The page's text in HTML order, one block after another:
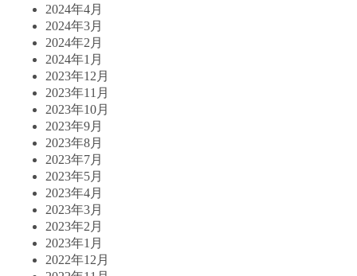
2024年4月
2024年3月
2024年2月
2024年1月
2023年12月
2023年11月
2023年10月
2023年9月
2023年8月
2023年7月
2023年5月
2023年4月
2023年3月
2023年2月
2023年1月
2022年12月